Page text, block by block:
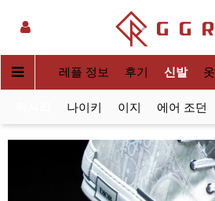
사[QC] 레플 정보 후기 신발 옷
나이키 이지 에어 조던